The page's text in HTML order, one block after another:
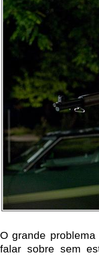
O grande
falar sobre sem